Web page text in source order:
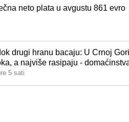
neto plata u avgustu 861 evro
drugi hranu bacaju: U Crnoj
a najviše rasipaju -
5 sati